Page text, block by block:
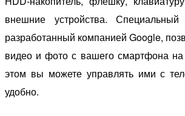
внешние устройства.
разработанный компанией Google,
видео и фото с вашего смартфона
этом вы можете управлять ими с
удобно.